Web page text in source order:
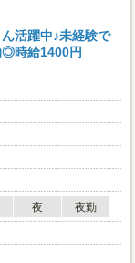
活躍中♪未経験で
◎時給1400円
夜
夜勤